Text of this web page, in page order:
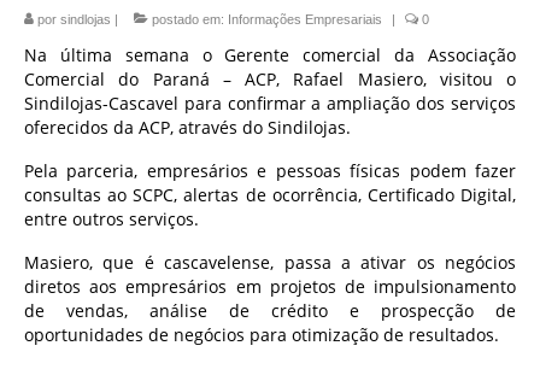
por sindlojas | postado em: Informações Empresariais | 0
Na última semana o Gerente comercial da Associação
Comercial do Paraná – ACP, Rafael Masiero, visitou o
Sindilojas-Cascavel para confirmar a ampliação dos serviços
oferecidos da ACP, através do Sindilojas.
Pela parceria, empresários e pessoas físicas podem fazer
consultas ao SCPC, alertas de ocorrência, Certificado Digital,
entre outros serviços.
Masiero, que é cascavelense, passa a ativar os negócios
diretos aos empresários em projetos de impulsionamento
de vendas, análise de crédito e prospecção de
oportunidades de negócios para otimização de resultados.